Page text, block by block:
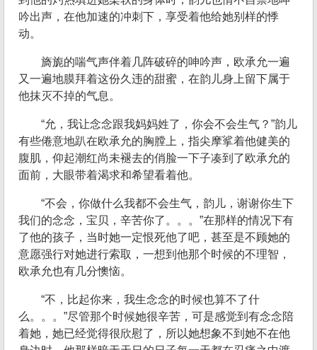
吟出声，在他加速的冲刺下，享受着他给她别样的悸
动。
旖旎的喘气声伴着几阵破碎的呻吟声，欧承允一遍
又一遍地膜拜着这份久违的甜蜜，在韵儿身上留下属于
他抹灭不掉的气息。
“允，我让念念跟我妈妈姓了，你会不会生气？”韵儿
有些倦意地趴在欧承允的胸膛上，指尖摩挲着他健美的
腹肌，仰起潮红尚未褪去的俏脸一下子凑到了欧承允的
面前，大眼带着渴求和希望看着他。
“不会，你做什么我都不会生气，韵儿，谢谢你生下
我们的念念，宝贝，辛苦你了。。。”在那样的情况下有
了他的孩子，当时她一定恨死他了吧，甚至是不顾她的
意愿强行对她进行索取，一想到他那个时候的不理智，
欧承允也有几分懊恼。
“不，比起你来，我生念念的时候也算不了什
么。。。”尽管那个时候她很辛苦，可是感觉到有念念陪
着她，她已经觉得很欣慰了，所以她想象不到她不在他